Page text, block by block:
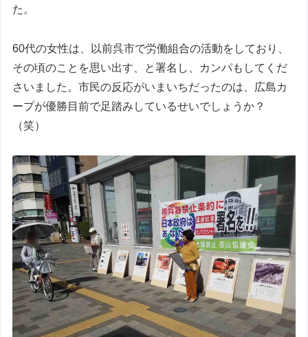
た。
60代の女性は、以前呉市で労働組合の活動をしており、
その頃のことを思い出す、と署名し、カンパもしてくだ
さいました。市民の反応がいまいちだったのは、広島カ
ープが優勝目前で足踏みしているせいでしょうか？
（笑）